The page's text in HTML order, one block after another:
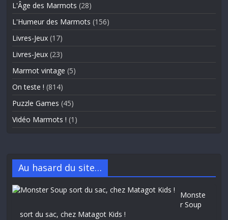
L'Âge des Marmots (28)
L'Humeur des Marmots (156)
Livres-Jeux (17)
Livres-Jeux (23)
Marmot vintage (5)
On teste ! (814)
Puzzle Games (45)
Vidéo Marmots ! (1)
Au hasard du site…
Monste
r Soup
sort du sac, chez Matagot Kids !